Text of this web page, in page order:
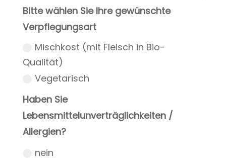
Bitte wählen Sie Ihre gewünschte
Verpflegungsart
Mischkost (mit Fleisch in Bio-
Qualität)
Vegetarisch
Haben Sie
Lebensmittelunverträglichkeiten /
Allergien?
nein